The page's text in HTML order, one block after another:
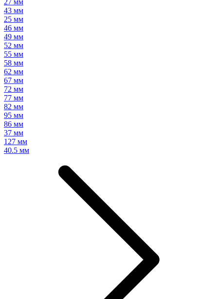
27 мм
43 мм
25 мм
46 мм
49 мм
52 мм
55 мм
58 мм
62 мм
67 мм
72 мм
77 мм
82 мм
95 мм
86 мм
37 мм
127 мм
40.5 мм